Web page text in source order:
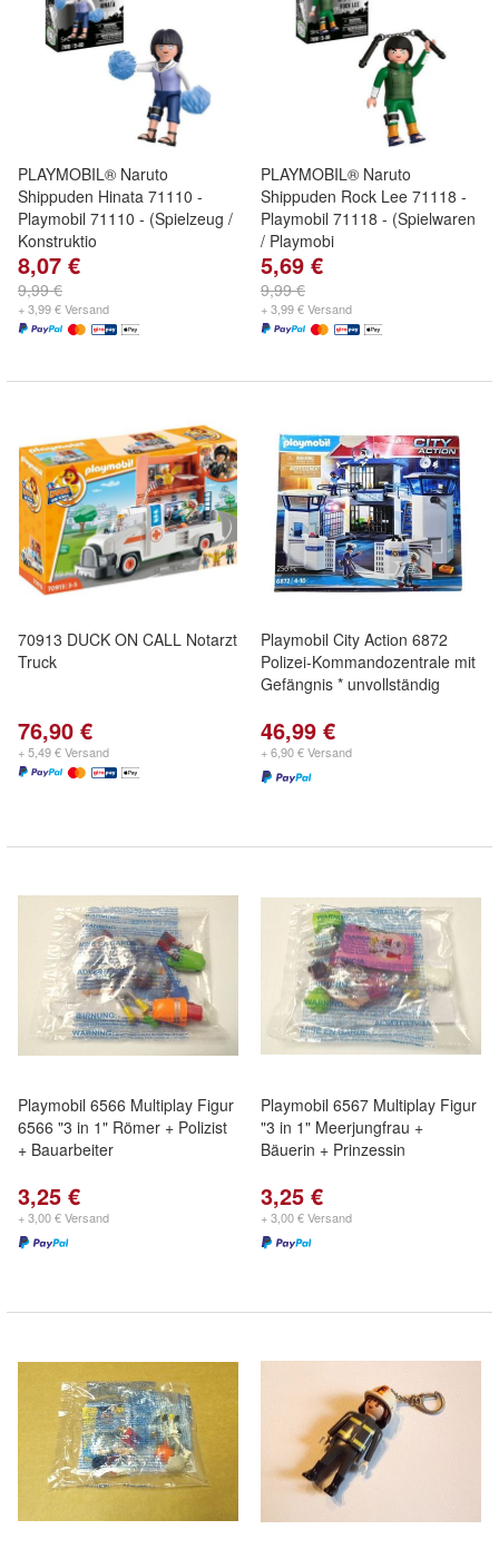
PLAYMOBIL® Naruto
Shippuden Hinata 71110 -
Playmobil 71110 - (Spielzeug /
Konstruktio
8,07 €
9,99 €
+ 3,99 € Versand
PLAYMOBIL® Naruto
Shippuden Rock Lee 71118 -
Playmobil 71118 - (Spielwaren
/ Playmobi
5,69 €
9,99 €
+ 3,99 € Versand
70913 DUCK ON CALL Notarzt
Truck
76,90 €
+ 5,49 € Versand
Playmobil City Action 6872
Polizei-Kommandozentrale mit
Gefängnis * unvollständig
46,99 €
+ 6,90 € Versand
Playmobil 6566 Multiplay Figur
6566 "3 in 1" Römer + Polizist
+ Bauarbeiter
3,25 €
+ 3,00 € Versand
Playmobil 6567 Multiplay Figur
"3 in 1" Meerjungfrau +
Bäuerin + Prinzessin
3,25 €
+ 3,00 € Versand